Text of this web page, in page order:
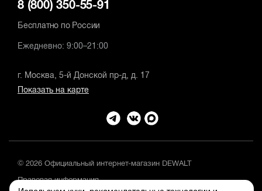
8 (800) 350-55-91
Бесплатно по России
Ежедневно: 9:00–21:00
г. Москва, 5-й Донской пр-д, д. 17
Показать на карте
© 2026 Официальный интернет-магазин DEWALT
Правовая информация